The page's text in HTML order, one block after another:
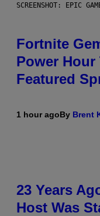
SCREENSHOT: EPIC
Fortnite
Power Hour
Featured
1 hour agoBy Brent
23 Years
Host Was